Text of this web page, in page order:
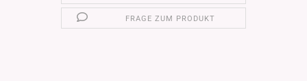
FRAGE ZUM PRODUKT